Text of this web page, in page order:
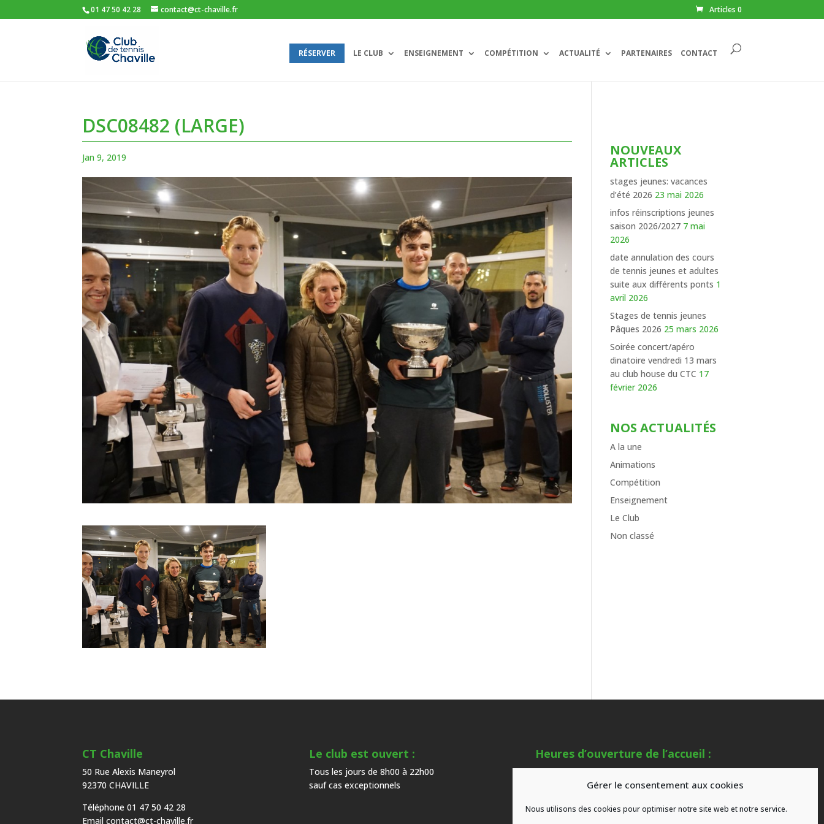
Gérer le consentement aux cookies
Nous utilisons des cookies pour optimiser notre site web et notre service.
01 47 50 42 28 contact@ct-chaville.fr Articles 0
RÉSERVER LE CLUB ENSEIGNEMENT COMPÉTITION ACTUALITÉ PARTENAIRES CONTACT
DSC08482 (LARGE)
Jan 9, 2019 NOUVEAUX
ARTICLES
stages jeunes: vacances
d’été 2026 23 mai 2026
infos réinscriptions jeunes
saison 2026/2027 7 mai
2026
date annulation des cours
de tennis jeunes et adultes
suite aux différents ponts 1
avril 2026
Stages de tennis jeunes
Pâques 2026 25 mars 2026
Soirée concert/apéro
dinatoire vendredi 13 mars
au club house du CTC 17
février 2026
NOS ACTUALITÉS
A la une
Animations
Compétition
Enseignement
Le Club
Non classé
CT Chaville
50 Rue Alexis Maneyrol
92370 CHAVILLE
Téléphone 01 47 50 42 28
Emailcontact@ct-chaville.fr
Le club est ouvert :
Tous les jours de 8h00 à 22h00
sauf cas exceptionnels
Heures d’ouverture de l’accueil :
Du mardi au samedi de 9h00 à 18h00